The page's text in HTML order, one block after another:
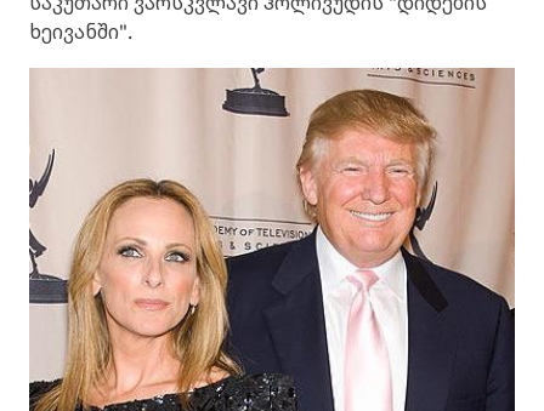
ხეივანში".